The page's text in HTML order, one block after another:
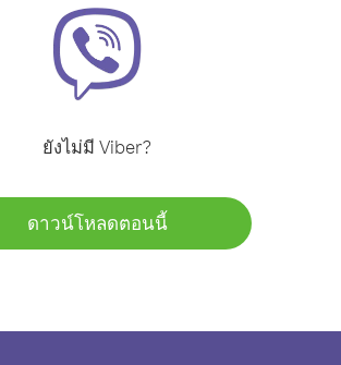
ยังไม่มี Viber?
ดาวน์โหลดตอนนี้